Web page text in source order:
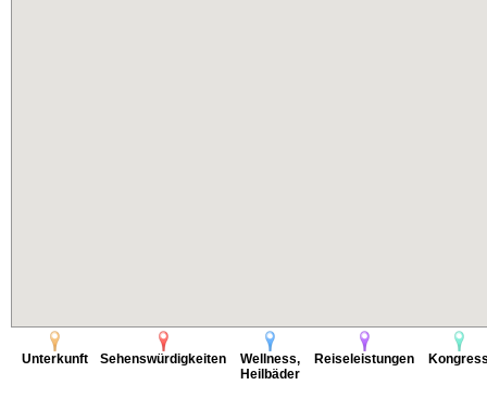
Unterkunft Sehenswürdigkeiten
Wellness,
Heilbäder
Reiseleistungen